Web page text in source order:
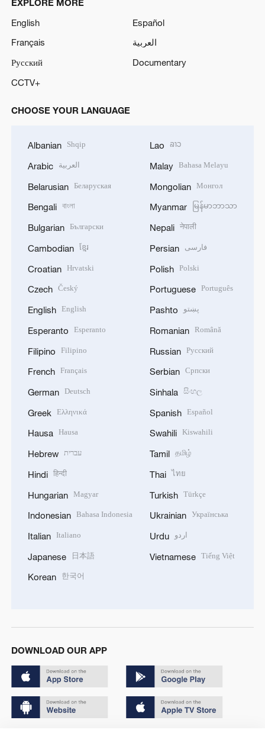
EXPLORE MORE
English
Español
Français
العربية
Русский
Documentary
CCTV+
CHOOSE YOUR LANGUAGE
Albanian Shqip
Arabic العربية
Belarusian Беларуская
Bengali বাংলা
Bulgarian Български
Cambodian ខ្មែរ
Croatian Hrvatski
Czech Český
English English
Esperanto Esperanto
Filipino Filipino
French Français
German Deutsch
Greek Ελληνικά
Hausa Hausa
Hebrew עברית
Hindi हिन्दी
Hungarian Magyar
Indonesian Bahasa Indonesia
Italian Italiano
Japanese 日本語
Korean 한국어
Lao ລາວ
Malay Bahasa Melayu
Mongolian Монгол
Myanmar မြန်မာဘာသာ
Nepali नेपाली
Persian فارسی
Polish Polski
Portuguese Português
Pashto پښتو
Romanian Română
Russian Русский
Serbian Српски
Sinhala සිංහල
Spanish Español
Swahili Kiswahili
Tamil தமிழ்
Thai ไทย
Turkish Türkçe
Ukrainian Українська
Urdu اردو
Vietnamese Tiếng Việt
DOWNLOAD OUR APP